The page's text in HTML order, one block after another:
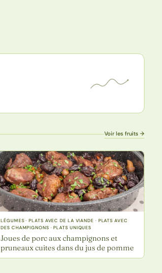
Voir les fruits →
LÉGUMES · PLATS AVEC DE LA VIANDE · PLATS AVEC
DES CHAMPIGNONS · PLATS UNIQUES
Joues de porc aux champignons et
pruneaux cuites dans du jus de pomme